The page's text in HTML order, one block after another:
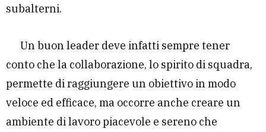
subalterni.
Un buon leader deve infatti sempre tener
conto che la collaborazione, lo spirito di squadra,
permette di raggiungere un obiettivo in modo
veloce ed efficace, ma occorre anche creare un
ambiente di lavoro piacevole e sereno che